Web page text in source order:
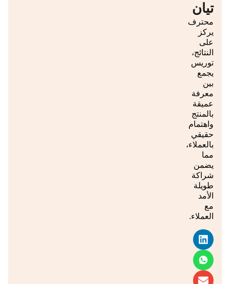
تيان
محترف
يركز
على
النتائج،
توريس
يجمع
بين
معرفة
عميقة
بالمنتج
واهتمام
حقيقي
بالعملاء،
مما
يضمن
شراكة
طويلة
الأمد
مع
العملاء.